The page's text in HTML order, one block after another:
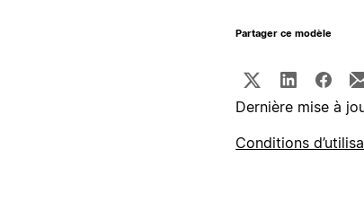
Partager ce modèle
Dernière mise à
Conditions